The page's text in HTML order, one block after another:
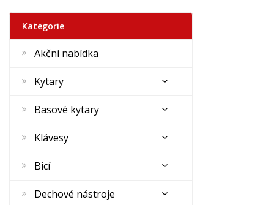
Kategorie
Akční nabídka
Kytary
Basové kytary
Klávesy
Bicí
Dechové nástroje